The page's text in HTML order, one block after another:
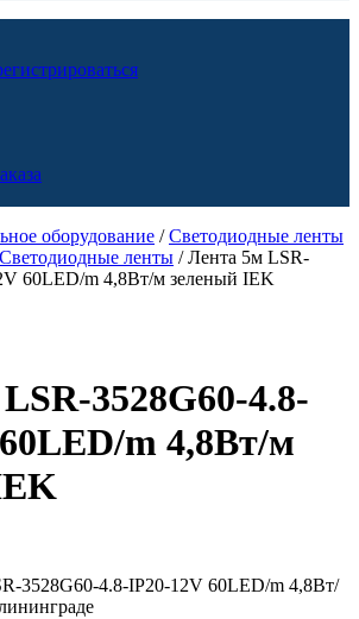
оборудование /Светодиодные ленты
Светодиодные ленты / Лента 5м LSR-
60LED/m 4,8Вт/м зеленый IEK
3528G60-4.8-
m 4,8Вт/м
3528G60-4.8-IP20-12V 60LED/m 4,8Вт/